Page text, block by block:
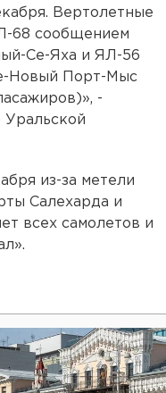
Вертолетные
68 сообщением
Се-Яха и ЯЛ-56
Новый Порт-Мыс
-
из-за метели
Салехарда и
всех самолетов и